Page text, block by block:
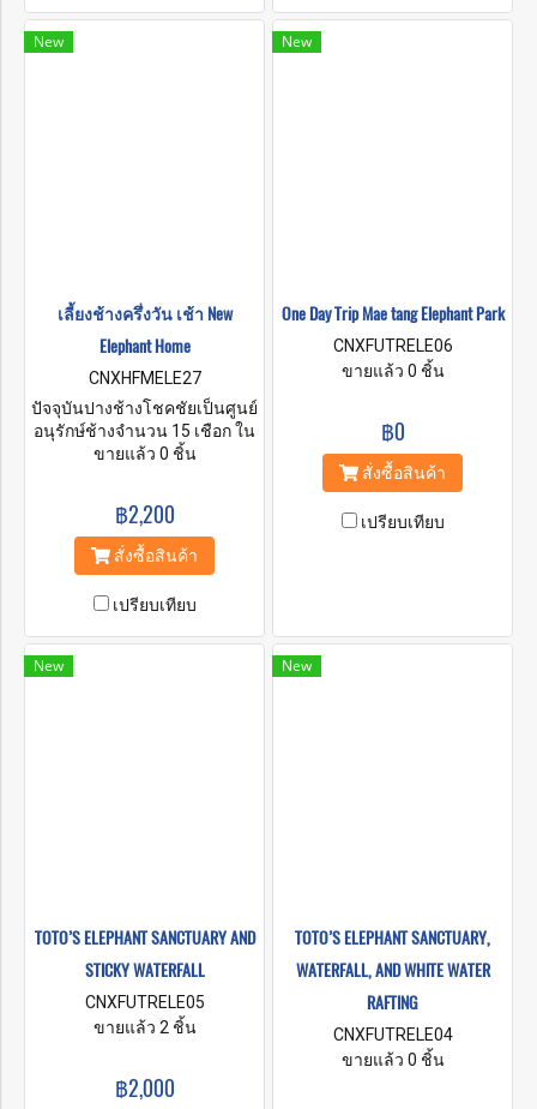
แห่งแรกของโลกที่ดำเนินการ
โดยชนเผ่ากะเหรี่ยงคอยาว!
New
เลี้ยงช้างครึ่งวัน เช้า New
Elephant Home
CNXHFMELE27
ปัจจุบันปางช้างโชคชัยเป็นศูนย์
อนุรักษ์ช้างจำนวน 15 เชือก ใน
อดีตพ่อเคยทำปางช้างเพื่อขี่ช้าง
แม่ของฉันที่เป็นชาวกะเหรี่ยง
คอยาวได้ดูแลช้างเหล่านี้และ
ดำเนินกิจกรรมทางจริยธรรม
แน่ใจว่าช้างเหล่านี้มีความสุข
และมอบสภาพแวดล้อมที่ดีให้
กับพวกมัน นี่คือศูนย์อนุรักษ์ช้าง
แห่งแรกของโลกที่ดำเนินการ
ขายแล้ว 0 ชิ้น
฿2,200
สั่งซื้อสินค้า
เปรียบเทียบ
New
One Day Trip Mae tang Elephant Park
CNXFUTRELE06
ขายแล้ว 0 ชิ้น
฿0
สั่งซื้อสินค้า
เปรียบเทียบ
New
TOTO’S ELEPHANT SANCTUARY AND
STICKY WATERFALL
CNXFUTRELE05
ขายแล้ว 2 ชิ้น
฿2,000
New
TOTO’S ELEPHANT SANCTUARY,
WATERFALL, AND WHITE WATER
RAFTING
CNXFUTRELE04
ขายแล้ว 0 ชิ้น